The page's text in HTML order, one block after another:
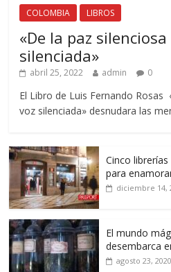
COLOMBIA LIBROS
«De la paz
silenciada»
abril 25, 2022 admin 0
El Libro de Luis Fernando Rosas
voz silenciada» desnudara las
Cinco
para
diciembre 14,
El mundo
desembarca
agosto 23, 2020